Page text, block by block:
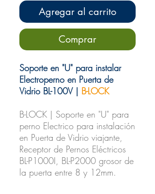
Agregar al carrito
Comprar
Soporte en "U" para instalar
Electroperno en Puerta de
Vidrio BL-100V | B-LOCK
B-LOCK | Soporte en "U" para
perno Electrico para instalación
en Puerta de Vidrio viajante,
Receptor de Pernos Eléctricos
BL-P1000I, BL-P2000 grosor de
la puerta entre 8 y 12mm.